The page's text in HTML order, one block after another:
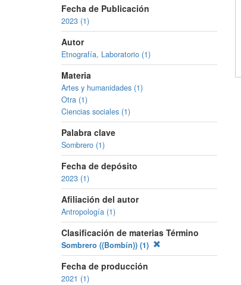
Fecha de Publicación
2023 (1)
Autor
Etnografía, Laboratorio (1)
Materia
Artes y humanidades (1)
Otra (1)
Ciencias sociales (1)
Palabra clave
Sombrero (1)
Fecha de depósito
2023 (1)
Afiliación del autor
Antropología (1)
Clasificación de materias Término
Sombrero ((Bombín)) (1)
Fecha de producción
2021 (1)